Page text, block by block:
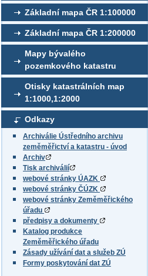
Základní mapa ČR 1:100000
Základní mapa ČR 1:200000
Mapy bývalého
pozemkového katastru
Otisky katastrálních map
1:1000,1:2000
Odkazy
Archiválie Ústředního archivu
zeměměřictví a katastru - úvod
Archiv
Tisk archiválií
webové stránky ÚAZK
webové stránky ČÚZK
webové stránky Zeměměřického
úřadu
předpisy a dokumenty
Katalog produkce
Zeměměřického úřadu
Zásady užívání dat a služeb ZÚ
Formy poskytování dat ZÚ